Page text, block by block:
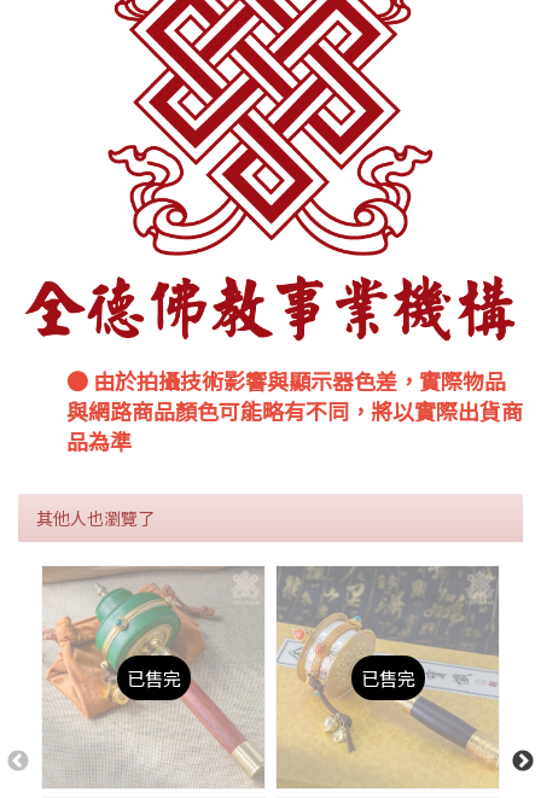
● 由於拍攝技術影響與顯示器色差，實際物品
與網路商品顏色可能略有不同，將以實際出貨商
品為準
其他人也瀏覽了
已售完 已售完